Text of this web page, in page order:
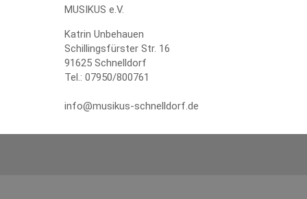
MUSIKUS e.V.
Katrin Unbehauen
Schillingsfürster Str. 16
91625 Schnelldorf
Tel.: 07950/800761
info@musikus-schnelldorf.de